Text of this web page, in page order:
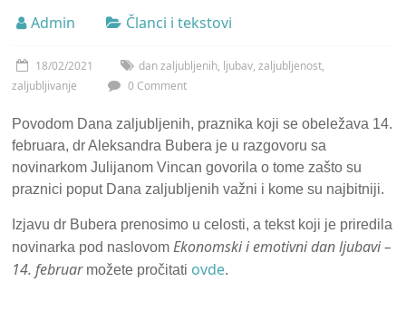
Admin Članci i tekstovi
18/02/2021 dan zaljubljenih, ljubav,zaljubljenost,
zaljubljivanje
0 Comment
Povodom Dana zaljubljenih, praznika koji se obeležava 14.
februara, dr Aleksandra Bubera je u razgovoru sa
novinarkom Julijanom Vincan govorila o tome zašto su
praznici poput Dana zaljubljenih važni i kome su najbitniji.
Izjavu dr Bubera prenosimo u celosti, a tekst koji je priredila
novinarka pod naslovom Ekonomski i emotivni dan ljubavi –
14. februarmožete pročitati ovde.